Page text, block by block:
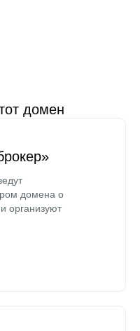
домен
домена о
организуют